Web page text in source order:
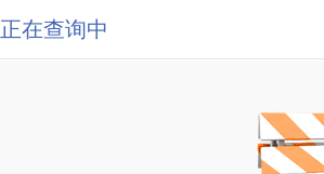
正在查询中